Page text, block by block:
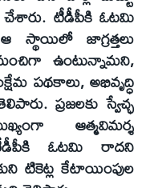
చేశారు. టీడీపీకి ఓటమి
జాగ్రత్తలు
ఉంటున్నామని,
పథకాలు, అభివృద్ధి
ప్రజలకు స్వేచ్ఛ
ఆత్మవిమర్శ
టీడీపీకి ఓటమి రాదని
టికెట్ల కేటాయింపుల